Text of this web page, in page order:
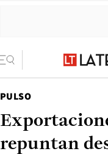
PULSO
repuntan